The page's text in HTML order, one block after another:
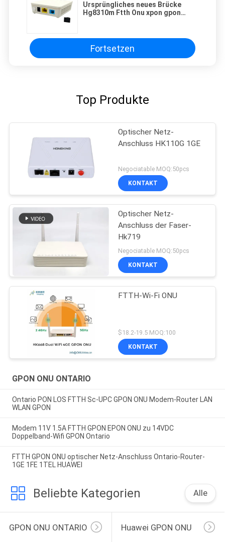
Ursprüngliches neues Brücke
Hg8310m Ftth Onu xpon gpon
Mikroprogrammaufstellung
Huawei 8310m
Fortsetzen
Top Produkte
Optischer Netz-
Anschluss HK110G 1GE
Negociatable MOQ:50pcs
KONTAKT
Optischer Netz-
Anschluss der Faser-
Hk719
Negociatable MOQ:50pcs
KONTAKT
FTTH-Wi-Fi ONU
$18.2-19.5 MOQ:100
KONTAKT
GPON ONU ONTARIO
Ontario PON LOS FTTH Sc-UPC GPON ONU Modem-Router LAN
WLAN GPON
Modem 11V 1.5A FTTH GPON EPON ONU zu 14VDC
Doppelband-Wifi GPON Ontario
FTTH GPON ONU optischer Netz-Anschluss Ontario-Router-
1GE 1FE 1TEL HUAWEI
Beliebte Kategorien Alle
GPON ONU ONTARIO Huawei GPON ONU